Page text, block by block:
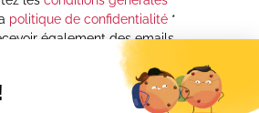
politique de confidentialité*
également des emails
informé(e) de toutes les
des agences de la
À tout moment, vous